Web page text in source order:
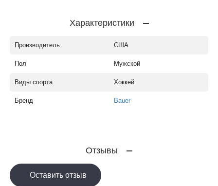
Характеристики
Производитель США
Пол Мужской
Виды спорта Хоккей
Бренд Bauer
Отзывы
Оставить отзыв